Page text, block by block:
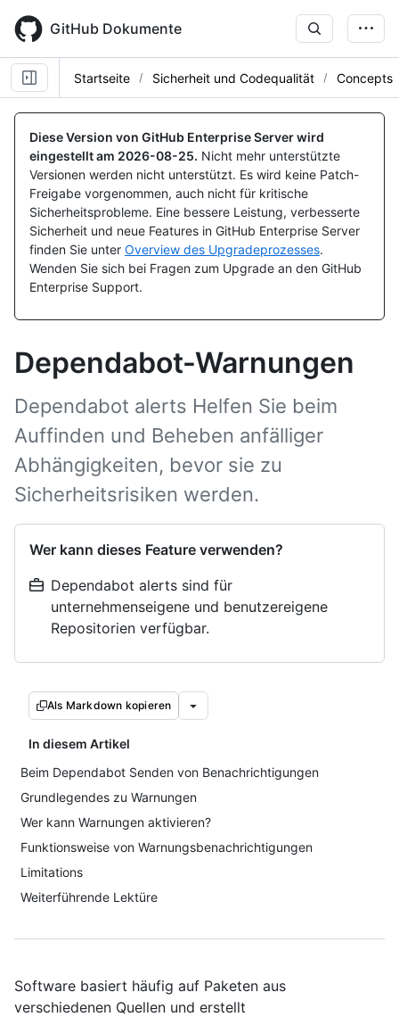
main
content
GitHub Dokumente
Startseite Sicherheit und Codequalität Concepts
Diese Version von GitHub Enterprise Server wird
eingestellt am 2026-08-25. Nicht mehr unterstützte
Versionen werden nicht unterstützt. Es wird keine Patch-
Freigabe vorgenommen, auch nicht für kritische
Sicherheitsprobleme. Eine bessere Leistung, verbesserte
Sicherheit und neue Features in GitHub Enterprise Server
finden Sie unter Overview des Upgradeprozesses.
Wenden Sie sich bei Fragen zum Upgrade an den GitHub
Enterprise Support.
Dependabot-Warnungen
Dependabot alerts Helfen Sie beim
Auffinden und Beheben anfälliger
Abhängigkeiten, bevor sie zu
Sicherheitsrisiken werden.
Wer kann dieses Feature verwenden?
Dependabot alerts sind für
unternehmenseigene und benutzereigene
Repositorien verfügbar.
Als Markdown kopieren
In diesem Artikel
Beim Dependabot Senden von Benachrichtigungen
Grundlegendes zu Warnungen
Wer kann Warnungen aktivieren?
Funktionsweise von Warnungsbenachrichtigungen
Limitations
Weiterführende Lektüre
Software basiert häufig auf Paketen aus
verschiedenen Quellen und erstellt